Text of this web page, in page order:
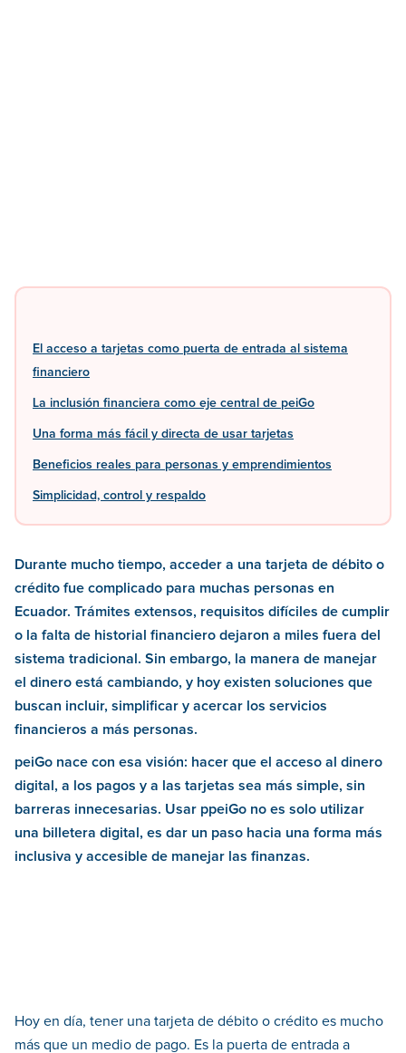
El acceso a tarjetas como puerta de entrada al sistema
financiero
La inclusión financiera como eje central de peiGo
Una forma más fácil y directa de usar tarjetas
Beneficios reales para personas y emprendimientos
Simplicidad, control y respaldo
Durante mucho tiempo, acceder a una tarjeta de débito o
crédito fue complicado para muchas personas en
Ecuador. Trámites extensos, requisitos difíciles de cumplir
o la falta de historial financiero dejaron a miles fuera del
sistema tradicional. Sin embargo, la manera de manejar
el dinero está cambiando, y hoy existen soluciones que
buscan incluir, simplificar y acercar los servicios
financieros a más personas.
peiGo nace con esa visión: hacer que el acceso al dinero
digital, a los pagos y a las tarjetas sea más simple, sin
barreras innecesarias. Usar ppeiGo no es solo utilizar
una billetera digital, es dar un paso hacia una forma más
inclusiva y accesible de manejar las finanzas.
Hoy en día, tener una tarjeta de débito o crédito es mucho
más que un medio de pago. Es la puerta de entrada a